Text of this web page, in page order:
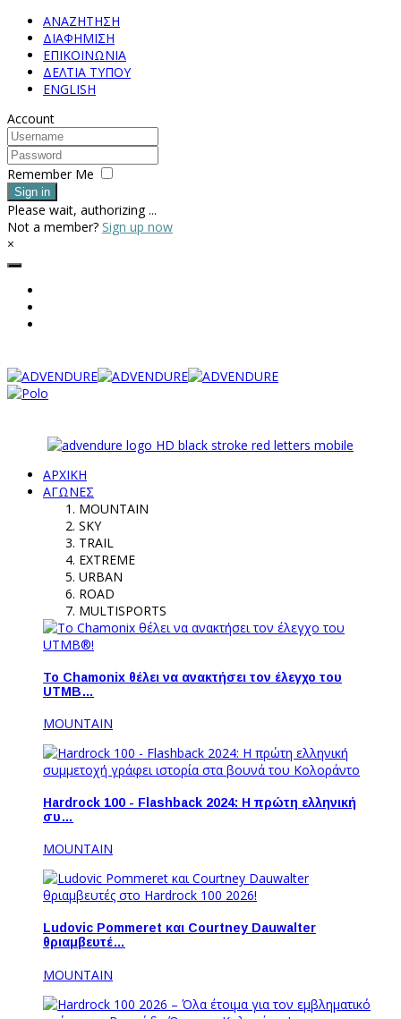
ΑΝΑΖΗΤΗΣΗ
ΔΙΑΦΗΜΙΣΗ
ΕΠΙΚΟΙΝΩΝΙΑ
ΔΕΛΤΙΑ ΤΥΠΟΥ
ENGLISH
Account
Remember Me
Sign in
Please wait, authorizing ...
Not a member? Sign up now
×
ΑΡΧΙΚΗ
ΑΓΩΝΕΣ
MOUNTAIN
SKY
TRAIL
EXTREME
URBAN
ROAD
MULTISPORTS
Το Chamonix θέλει να ανακτήσει τον έλεγχο του
UTMB…
MOUNTAIN
Hardrock 100 - Flashback 2024: Η πρώτη ελληνική
συ…
MOUNTAIN
Ludovic Pommeret και Courtney Dauwalter
θριαμβευτέ…
MOUNTAIN